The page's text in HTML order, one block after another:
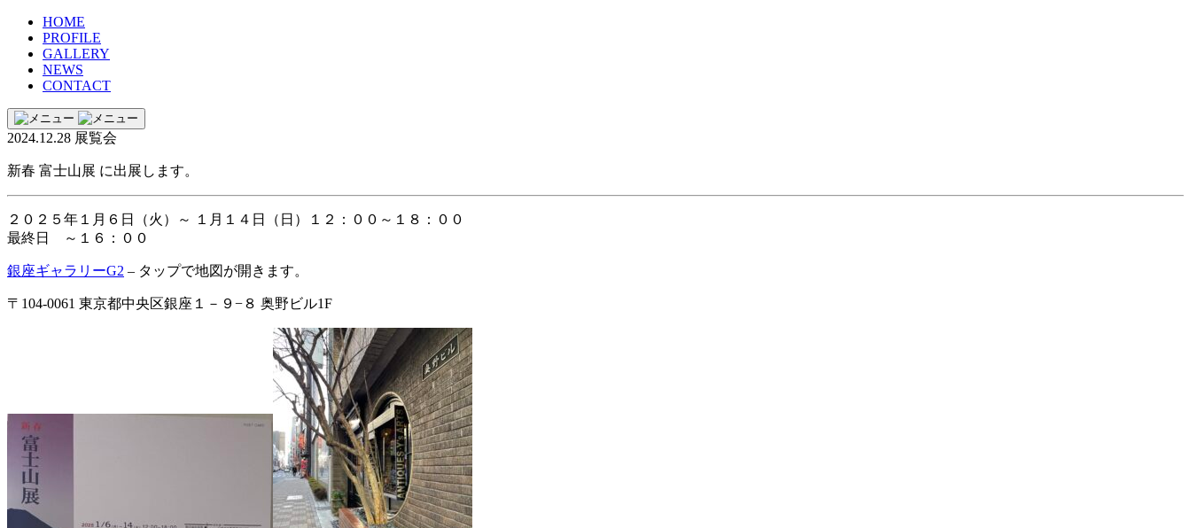
HOME
PROFILE
GALLERY
NEWS
CONTACT
2024.12.28 展覧会
新春 富士山展 に出展します。
２０２５年１月６日（火）～ １月１４日（日）１２：００～１８：００
最終日 ～１６：００
銀座ギャラリーG2 – タップで地図が開きます。
〒104-0061 東京都中央区銀座１－９−８ 奥野ビル1F